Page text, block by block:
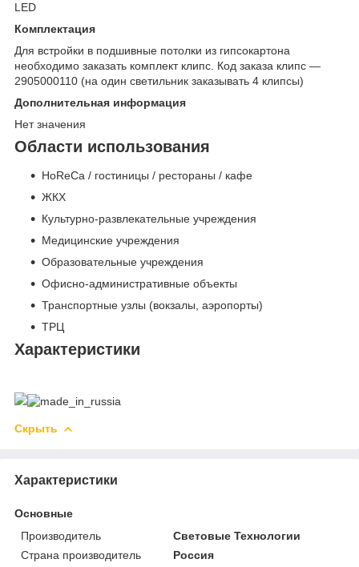
LED
Комплектация
Для встройки в подшивные потолки из гипсокартона
необходимо заказать комплект клипс. Код заказа клипс —
2905000110 (на один светильник заказывать 4 клипсы)
Дополнительная информация
Нет значения
Области использования
HoReCa / гостиницы / рестораны / кафе
ЖКХ
Культурно-развлекательные учреждения
Медицинские учреждения
Образовательные учреждения
Офисно-административные объекты
Транспортные узлы (вокзалы, аэропорты)
ТРЦ
Характеристики
Скрыть
Характеристики
Основные
Производитель
Световые Технологии
Страна производитель
Россия